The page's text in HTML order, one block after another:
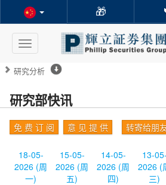
🎁
Toggle
navigation
研究分析
研究部快讯
免 费 订 阅 意 见 提 供 转寄给朋
18-05-
2026 (周
一)
15-05-
2026 (周
五)
14-05-
2026 (周
四)
13-05-
2026 (
三)